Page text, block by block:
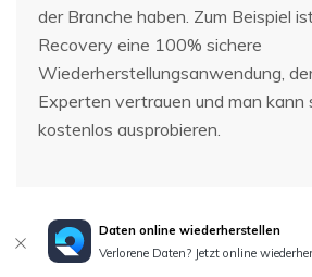
der Branche haben. Zum Beispiel
Recovery eine 100% sichere
Wiederherstellungsanwendung,
Experten vertrauen und man kann
kostenlos ausprobieren.
Daten online wiederherstellen
Verlorene Daten? Jetzt online